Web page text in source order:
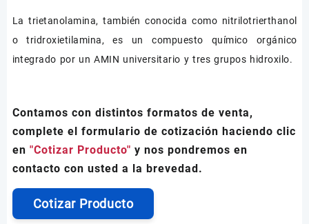
La trietanolamina, también conocida como nitrilotrierthanol
o tridroxietilamina, es un compuesto químico orgánico
integrado por un AMIN universitario y tres grupos hidroxilo.
Contamos con distintos formatos de venta,
complete el formulario de cotización haciendo clic
en "Cotizar Producto" y nos pondremos en
contacto con usted a la brevedad.
Cotizar Producto